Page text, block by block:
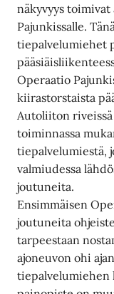
näkyvyys toimivat
Pajunkissalle.
tiepalvelumiehet
Operaatio
kiirastorstaista
Autoliiton
toiminnassa
tiepalvelumiestä,
valmiudessa
joutuneita.
Ensimmäisen
joutuneita
tarpeestaan
ajoneuvon ohi
tiepalvelumiehen